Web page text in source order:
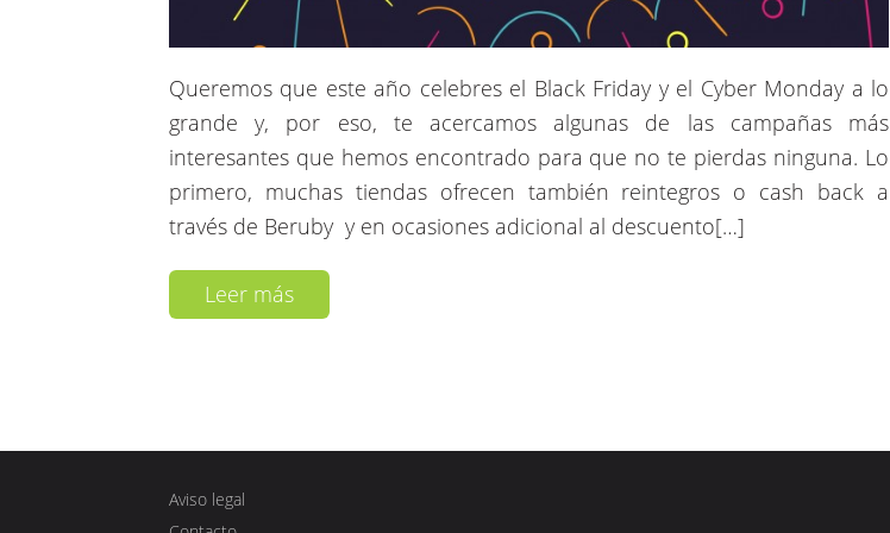
Queremos que este año celebres el Black Friday y el Cyber Monday a lo
grande y, por eso, te acercamos algunas de las campañas más
interesantes que hemos encontrado para que no te pierdas ninguna. Lo
primero, muchas tiendas ofrecen también reintegros o cash back a
través de Beruby y en ocasiones adicional al descuento[…]
Leer más
Aviso legal